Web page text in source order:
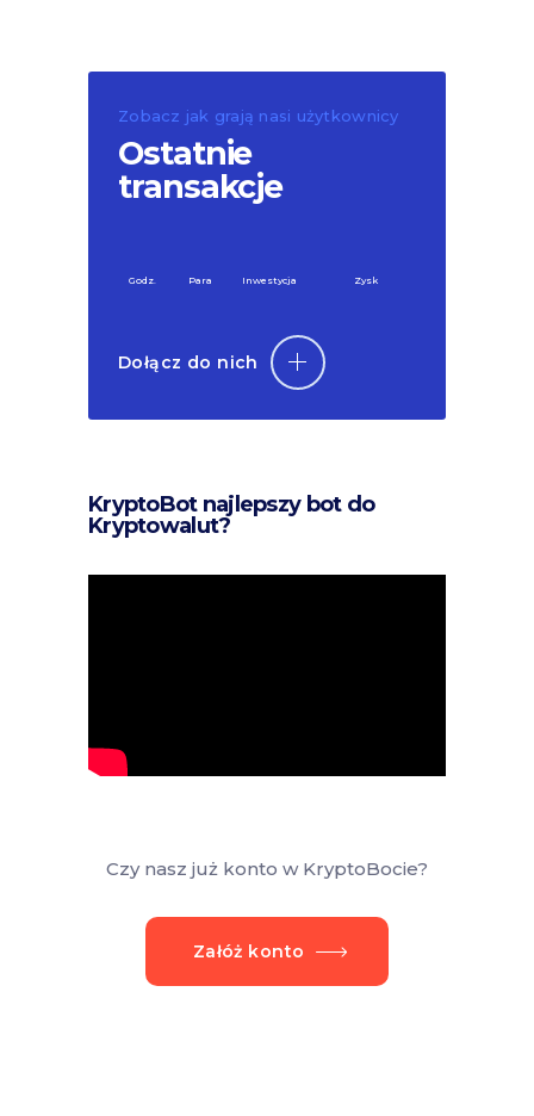
Zobacz jak grają nasi użytkownicy
Ostatnie
transakcje
Godz. Para Inwestycja Zysk
Dołącz do nich
KryptoBot najlepszy bot do
Kryptowalut?
Czy nasz już konto w KryptoBocie?
Załóż konto